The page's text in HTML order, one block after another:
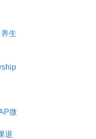
生
微
退